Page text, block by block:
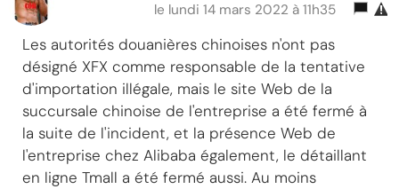
le lundi 14 mars 2022 à 11h35
Les autorités douanières chinoises n'ont pas
désigné XFX comme responsable de la tentative
d'importation illégale, mais le site Web de la
succursale chinoise de l'entreprise a été fermé à
la suite de l'incident, et la présence Web de
l'entreprise chez Alibaba également, le détaillant
en ligne Tmall a été fermé aussi. Au moins